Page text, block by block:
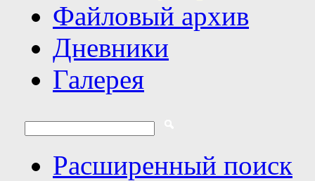
Файловый архив
Дневники
Галерея
Расширенный поиск